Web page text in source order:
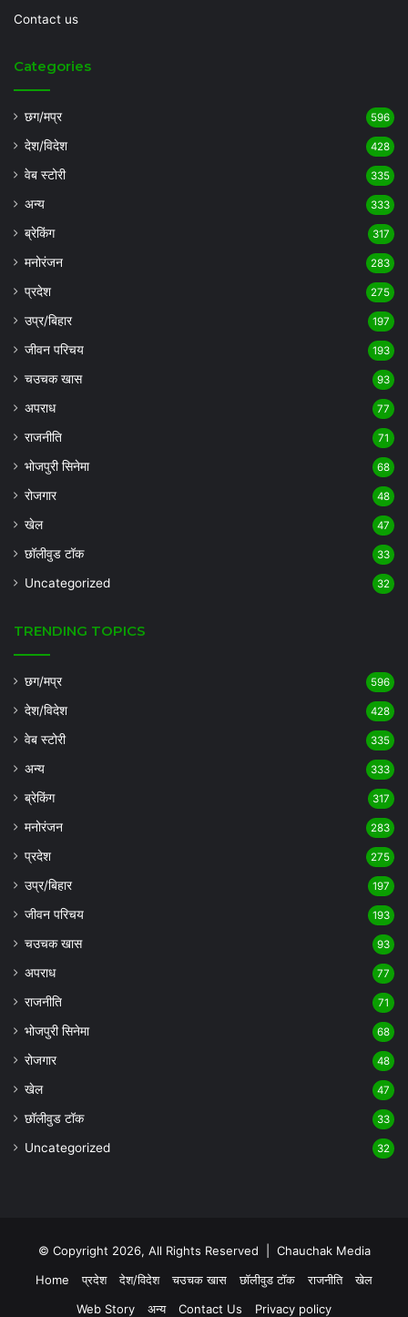
Contact us
Categories
छग/मप्र 596
देश/विदेश 428
वेब स्टोरी 335
अन्य 333
ब्रेकिंग 317
मनोरंजन 283
प्रदेश 275
उप्र/बिहार 197
जीवन परिचय 193
चउचक खास 93
अपराध 77
राजनीति 71
भोजपुरी सिनेमा 68
रोजगार 48
खेल 47
छॉलीवुड टॉक 33
Uncategorized 32
TRENDING TOPICS
छग/मप्र 596
देश/विदेश 428
वेब स्टोरी 335
अन्य 333
ब्रेकिंग 317
मनोरंजन 283
प्रदेश 275
उप्र/बिहार 197
जीवन परिचय 193
चउचक खास 93
अपराध 77
राजनीति 71
भोजपुरी सिनेमा 68
रोजगार 48
खेल 47
छॉलीवुड टॉक 33
Uncategorized 32
© Copyright 2026, All Rights Reserved | Chauchak Media
Home
प्रदेश देश/विदेश चउचक खास छॉलीवुड टॉक राजनीति
खेल
Web Story
अन्य Contact Us Privacy policy